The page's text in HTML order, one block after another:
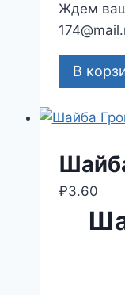
Ждем
В
₽3.60